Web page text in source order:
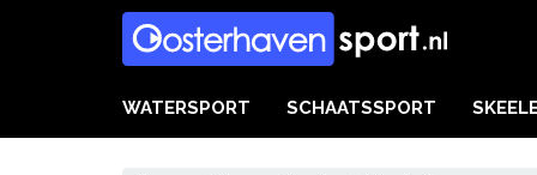
WATERSPORT SCHAATSSPORT